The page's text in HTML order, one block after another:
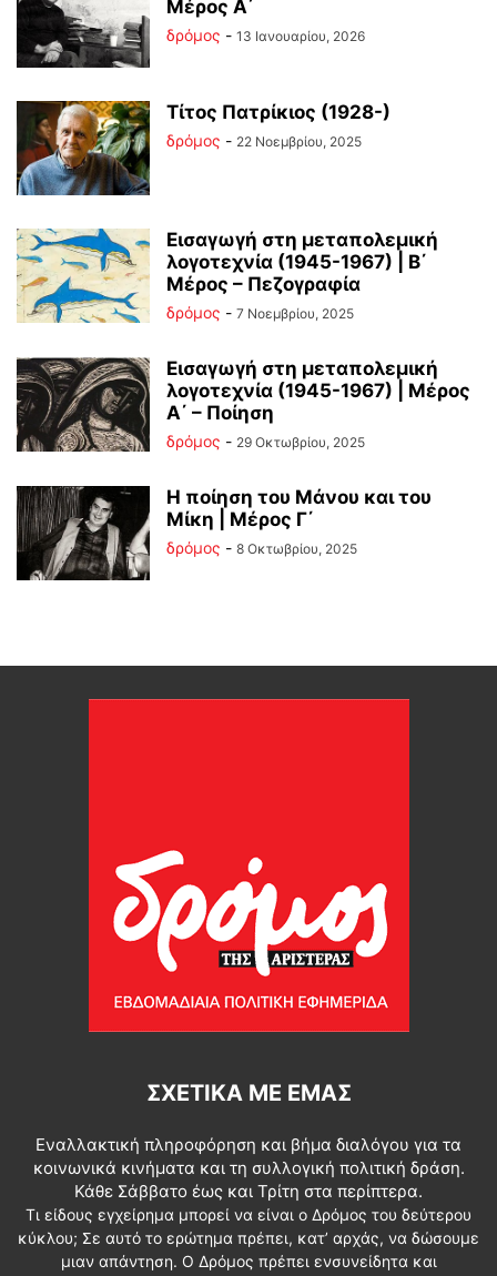
Μέρος Α΄
δρόμος - 13 Ιανουαρίου, 2026
Τίτος Πατρίκιος (1928-)
δρόμος - 22 Νοεμβρίου, 2025
Εισαγωγή στη μεταπολεμική
λογοτεχνία (1945-1967) | Β΄
Μέρος – Πεζογραφία
δρόμος - 7 Νοεμβρίου, 2025
Εισαγωγή στη μεταπολεμική
λογοτεχνία (1945-1967) | Μέρος
Α΄ – Ποίηση
δρόμος - 29 Οκτωβρίου, 2025
Η ποίηση του Μάνου και του
Μίκη | Μέρος Γ΄
δρόμος - 8 Οκτωβρίου, 2025
ΣΧΕΤΙΚΆ ΜΕ ΕΜΆΣ
Εναλλακτική πληροφόρηση και βήμα διαλόγου για τα
κοινωνικά κινήματα και τη συλλογική πολιτική δράση.
Κάθε Σάββατο έως και Τρίτη στα περίπτερα.
Τι είδους εγχείρημα μπορεί να είναι ο Δρόμος του δεύτερου
κύκλου; Σε αυτό το ερώτημα πρέπει, κατ’ αρχάς, να δώσουμε
μιαν απάντηση. Ο Δρόμος πρέπει ενσυνείδητα και